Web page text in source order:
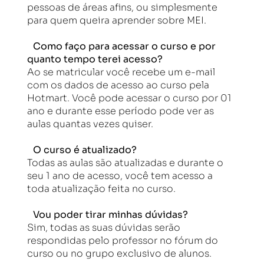
pessoas de áreas afins, ou simplesmente
para quem queira aprender sobre MEI.
Como faço para acessar o curso e por
quanto tempo terei acesso?
Ao se matricular você recebe um e-mail
com os dados de acesso ao curso pela
Hotmart. Você pode acessar o curso por 01
ano e durante esse período pode ver as
aulas quantas vezes quiser.
O curso é atualizado?
Todas as aulas são atualizadas e durante o
seu 1 ano de acesso, você tem acesso a
toda atualização feita no curso.
Vou poder tirar minhas dúvidas?
Sim, todas as suas dúvidas serão
respondidas pelo professor no fórum do
curso ou no grupo exclusivo de alunos.